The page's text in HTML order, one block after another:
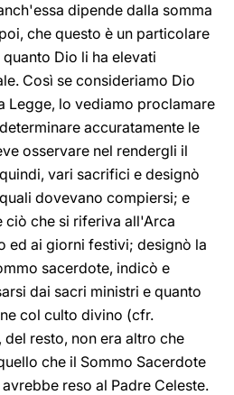
dipende dalla somma
che questo è un particolare
Dio li ha elevati
Così se consideriamo Dio
Legge, lo vediamo proclamare
accuratamente le
osservare nel rendergli il
vari sacrifici e designò
dovevano compiersi; e
ciò che si riferiva all'Arca
ed ai giorni festivi; designò la
sacerdote, indicò e
dai sacri ministri e quanto
col culto divino (cfr.
del resto, non era altro che
che il Sommo Sacerdote
reso al Padre Celeste.